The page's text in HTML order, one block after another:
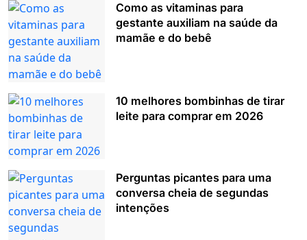
Como as vitaminas para
gestante auxiliam na saúde da
mamãe e do bebê
10 melhores bombinhas de tirar
leite para comprar em 2026
Perguntas picantes para uma
conversa cheia de segundas
intenções